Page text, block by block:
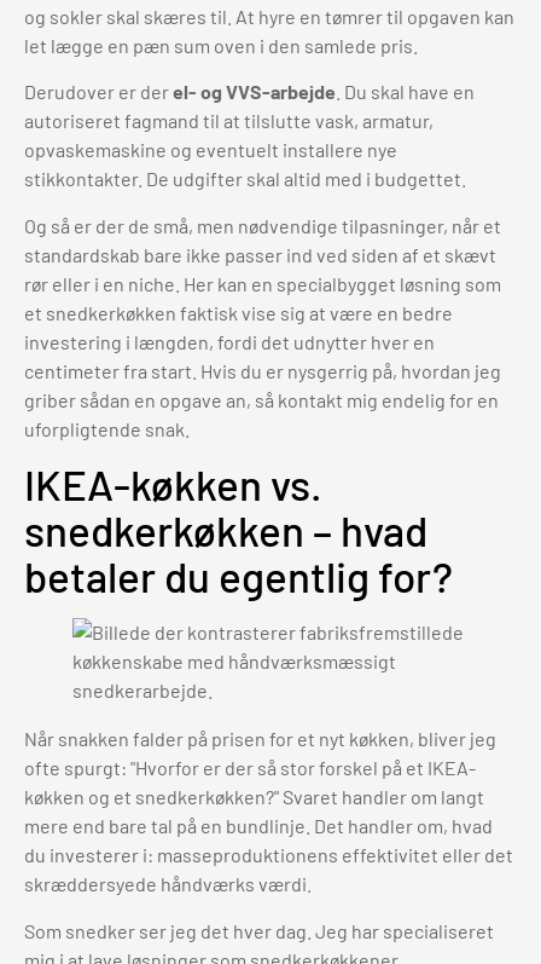
og sokler skal skæres til. At hyre en tømrer til opgaven kan
let lægge en pæn sum oven i den samlede pris.
Derudover er derel- og VVS-arbejde . Du skal have en
autoriseret fagmand til at tilslutte vask, armatur,
opvaskemaskine og eventuelt installere nye
stikkontakter. De udgifter skal altid med i budgettet.
Og så er der de små, men nødvendige tilpasninger, når et
standardskab bare ikke passer ind ved siden af et skævt
rør eller i en niche. Her kan en specialbygget løsning som
et snedkerkøkken faktisk vise sig at være en bedre
investering i længden, fordi det udnytter hver en
centimeter fra start. Hvis du er nysgerrig på, hvordan jeg
griber sådan en opgave an, så kontakt mig endelig for en
uforpligtende snak.
IKEA-køkken vs.
snedkerkøkken – hvad
betaler du egentlig for?
Når snakken falder på prisen for et nyt køkken, bliver jeg
ofte spurgt: "Hvorfor er der så stor forskel på et IKEA-
køkken og et snedkerkøkken?" Svaret handler om langt
mere end bare tal på en bundlinje. Det handler om, hvad
du investerer i: masseproduktionens effektivitet eller det
skræddersyede håndværks værdi.
Som snedker ser jeg det hver dag. Jeg har specialiseret
mig i at lave løsninger som snedkerkøkkener,